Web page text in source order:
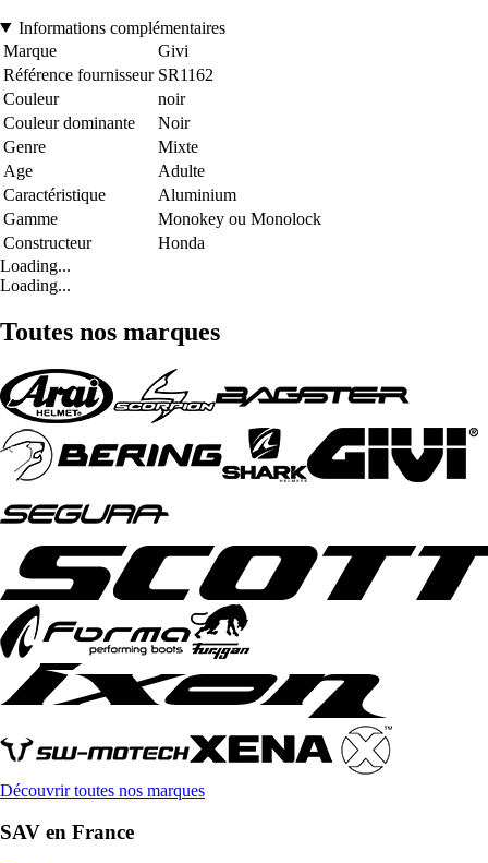
Informations complémentaires
Marque
Givi
Référence fournisseur SR1162
Couleur
noir
Couleur dominante
Noir
Genre
Mixte
Age
Adulte
Caractéristique
Aluminium
Gamme
Monokey ou Monolock
Constructeur
Honda
Loading...
Loading...
Toutes nos marques
Découvrir toutes nos marques
SAV en France